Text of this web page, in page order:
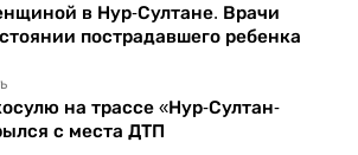
в Нур-Султане. Врачи
пострадавшего ребенка
на трассе «Нур-Султан-
с места ДТП